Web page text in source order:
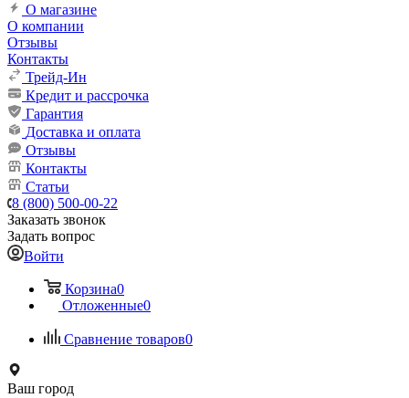
О магазине
О компании
Отзывы
Контакты
Трейд-Ин
Кредит и рассрочка
Гарантия
Доставка и оплата
Отзывы
Контакты
Статьи
8 (800) 500-00-22
Заказать звонок
Задать вопрос
Войти
Корзина0
Отложенные0
Сравнение товаров0
Ваш город